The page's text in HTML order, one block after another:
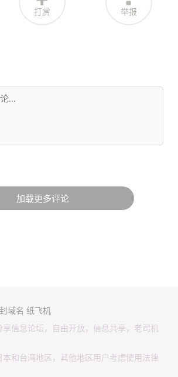
打赏 举报
加载更多评论
域名 纸飞机
享信息论坛，自由开放，信息共享，老司机
和台湾地区，其他地区用户考虑使用法律